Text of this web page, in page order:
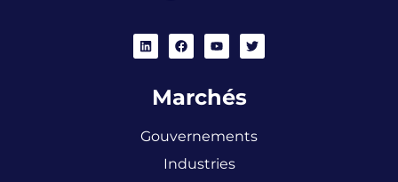
Marchés
Gouvernements
Industries